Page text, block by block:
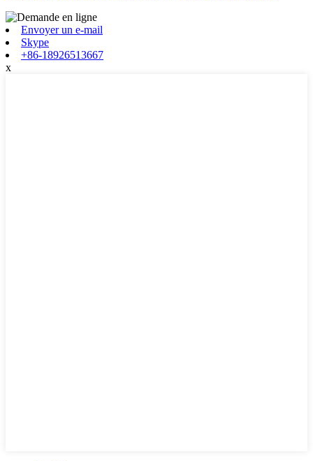
Envoyer un e-mail
Skype
+86-18926513667
x